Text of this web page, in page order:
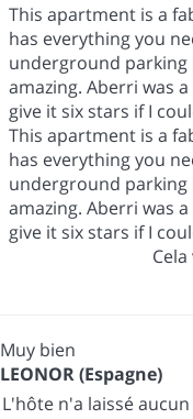
This apartment is a
has everything you
underground parking
amazing. Aberri was
give it six stars if I
This apartment is a
has everything you
underground parking
amazing. Aberri was
give it six stars if I
Muy bien
LEONOR (Espagne)
L'hôte n'a laissé